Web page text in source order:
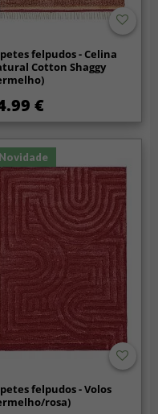
felpudos - Celina
Cotton Shaggy
€
Novidade
felpudos - Volos
rosa)